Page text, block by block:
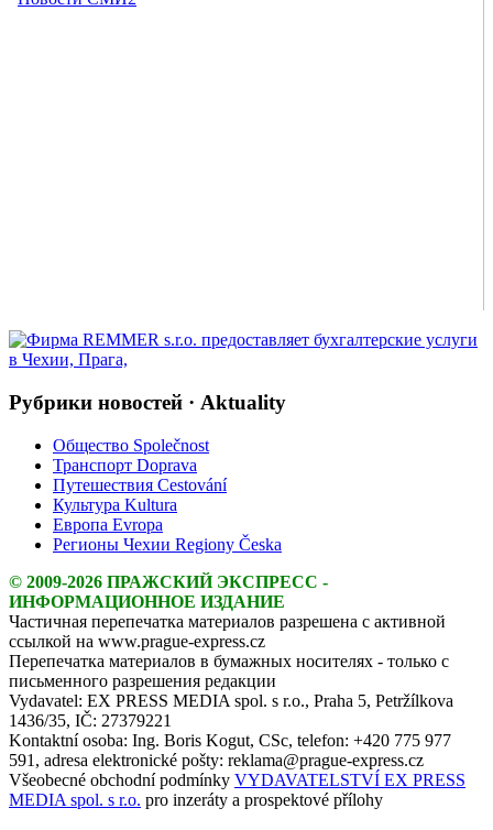
Рубрики новостей · Aktuality
Общество Společnost
Транспорт Doprava
Путешествия Cestování
Культура Kultura
Европа Evropa
Регионы Чехии Regiony Česka
© 2009-2026 ПРАЖСКИЙ ЭКСПРЕСС -
ИНФОРМАЦИОННОЕ ИЗДАНИЕ
Частичная перепечатка материалов разрешена с активной
ссылкой на www.prague-express.cz
Перепечатка материалов в бумажных носителях - только с
письменного разрешения редакции
Vydavatel: EX PRESS MEDIA spol. s r.o., Praha 5, Petržílkova
1436/35, IČ: 27379221
Kontaktní osoba: Ing. Boris Kogut, CSc, telefon: +420 775 977
591, adresa elektronické pošty: reklama@prague-express.cz
Všeobecné obchodní podmínky VYDAVATELSTVÍ EX PRESS
MEDIA spol. s r.o. pro inzeráty a prospektové přílohy